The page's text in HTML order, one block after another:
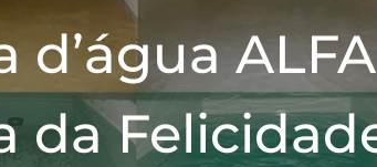
d’água
da